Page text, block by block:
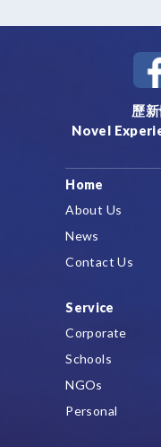
歷
Novel
Home
About Us
News
Contact Us
Service
Corporate
Schools
NGOs
Personal